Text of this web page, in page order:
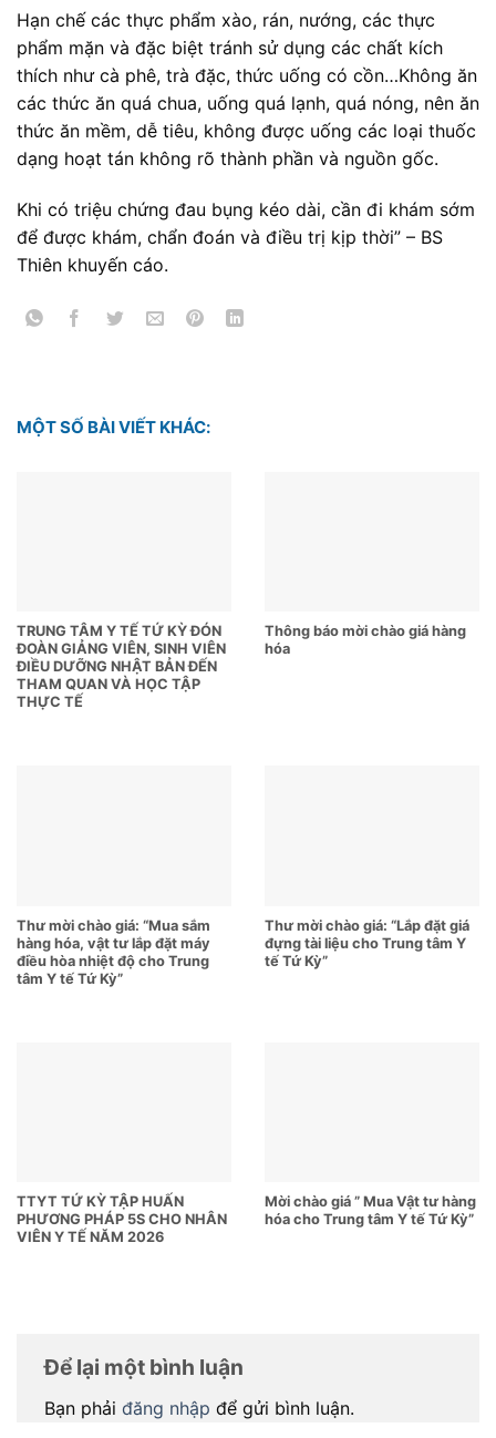
Hạn chế các thực phẩm xào, rán, nướng, các thực
phẩm mặn và đặc biệt tránh sử dụng các chất kích
thích như cà phê, trà đặc, thức uống có cồn…Không ăn
các thức ăn quá chua, uống quá lạnh, quá nóng, nên ăn
thức ăn mềm, dễ tiêu, không được uống các loại thuốc
dạng hoạt tán không rõ thành phần và nguồn gốc.
Khi có triệu chứng đau bụng kéo dài, cần đi khám sớm
để được khám, chẩn đoán và điều trị kịp thời” – BS
Thiên khuyến cáo.
MỘT SỐ BÀI VIẾT KHÁC:
TRUNG TÂM Y TẾ TỨ KỲ ĐÓN
ĐOÀN GIẢNG VIÊN, SINH VIÊN
ĐIỀU DƯỠNG NHẬT BẢN ĐẾN
THAM QUAN VÀ HỌC TẬP
THỰC TẾ
Thông báo mời chào giá hàng
hóa
Thư mời chào giá: “Mua sắm
hàng hóa, vật tư lắp đặt máy
điều hòa nhiệt độ cho Trung
tâm Y tế Tứ Kỳ”
Thư mời chào giá: “Lắp đặt giá
đựng tài liệu cho Trung tâm Y
tế Tứ Kỳ”
TTYT TỨ KỲ TẬP HUẤN
PHƯƠNG PHÁP 5S CHO NHÂN
VIÊN Y TẾ NĂM 2026
Mời chào giá ” Mua Vật tư hàng
hóa cho Trung tâm Y tế Tứ Kỳ”
Để lại một bình luận
Bạn phải đăng nhập để gửi bình luận.